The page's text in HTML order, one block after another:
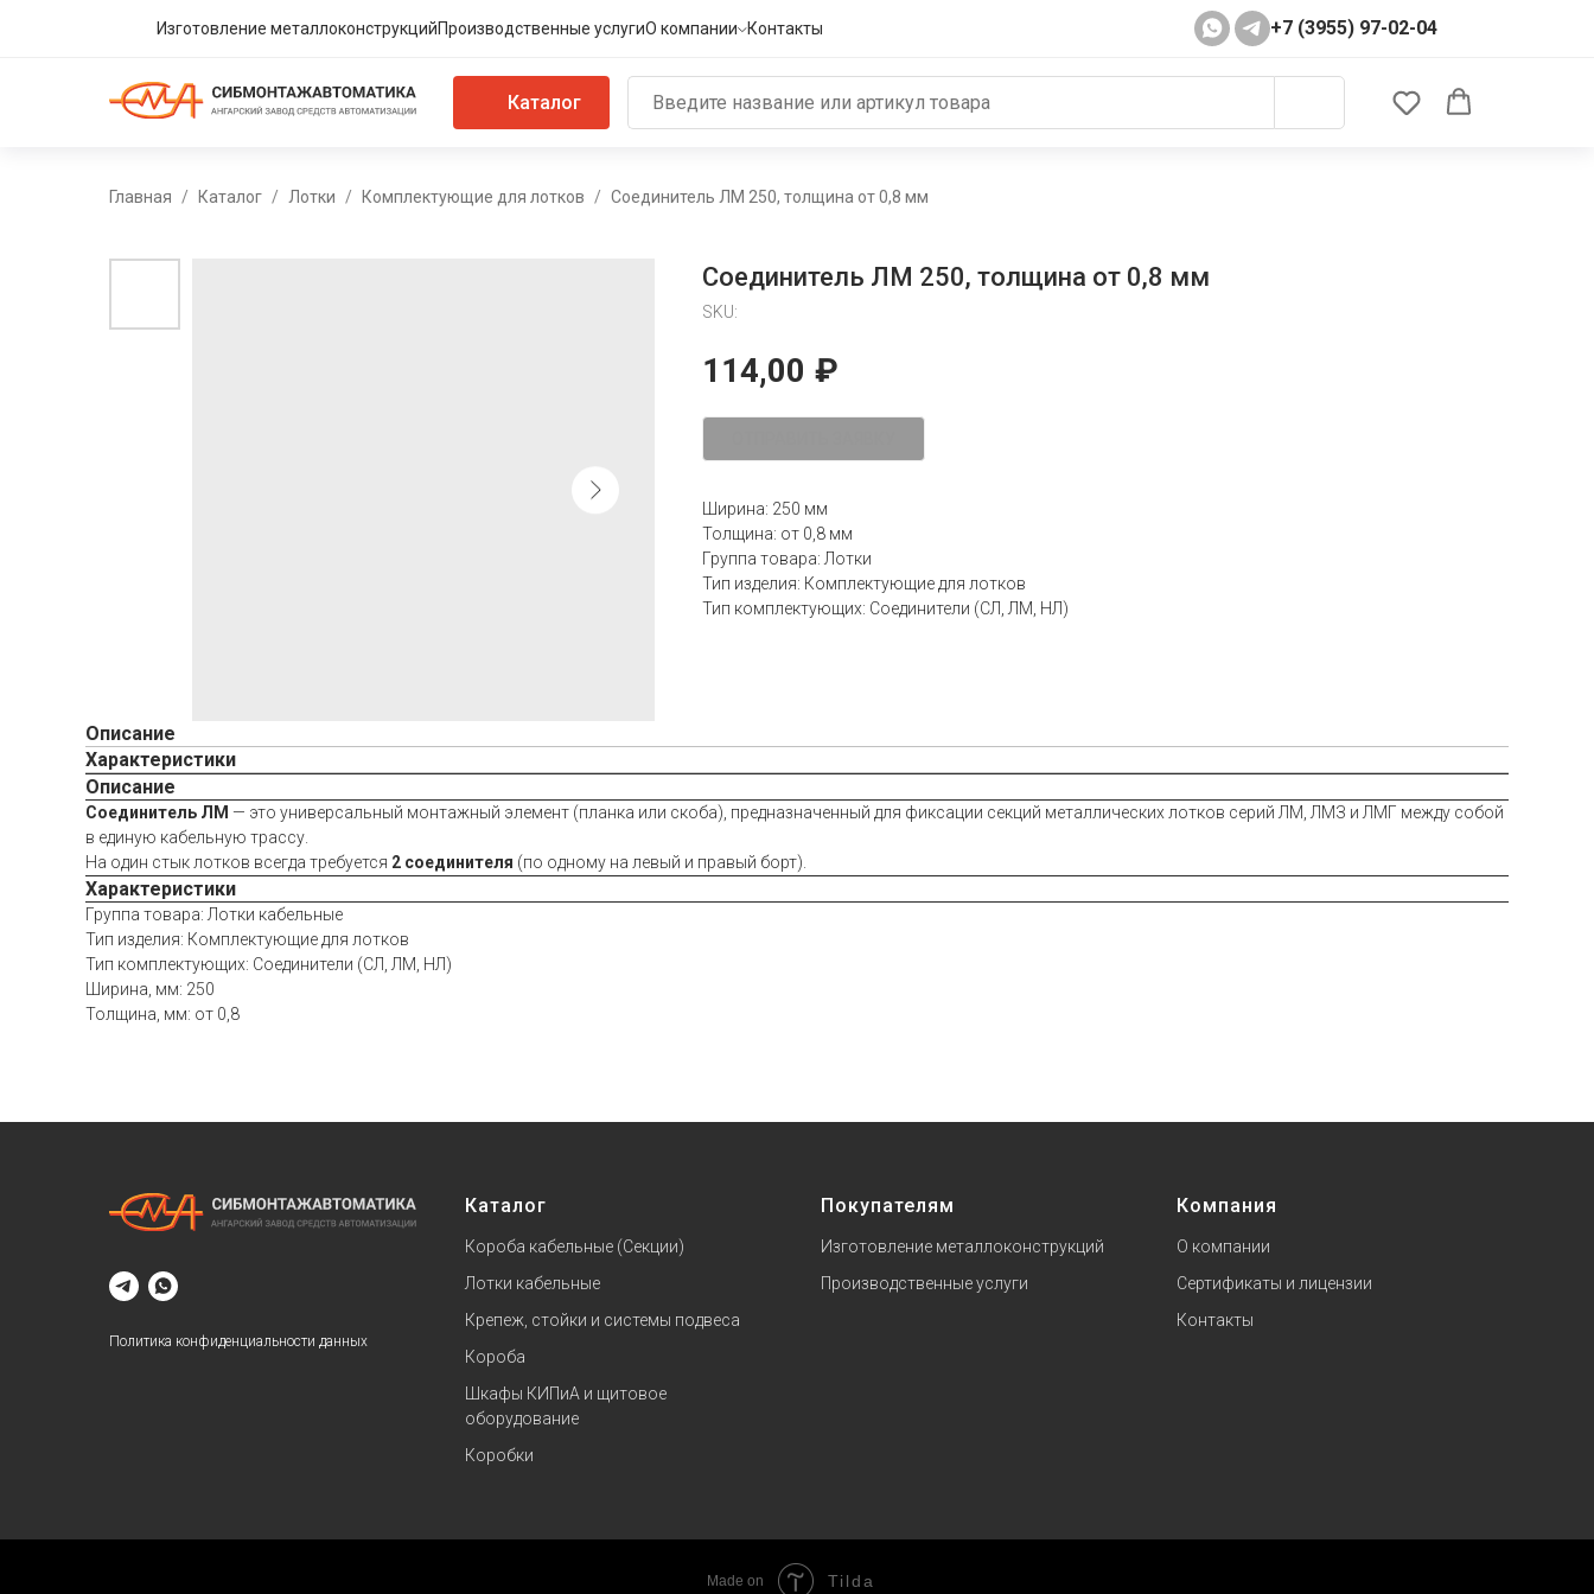
Изготовление металлоконструкцийПроизводственные услугиО компании Контакты +7 (3955) 97-02-04
Каталог
Главная Каталог Лотки Комплектующие для лотков Соединитель ЛМ 250, толщина от 0,8 мм
Соединитель ЛМ 250, толщина от 0,8 мм
SKU:
114,00 ₽
Ширина: 250 мм
Толщина: от 0,8 мм
Группа товара: Лотки
Тип изделия: Комплектующие для лотков
Тип комплектующих: Соединители (СЛ, ЛМ, НЛ)
Описание
Характеристики
Описание
Соединитель ЛМ — это универсальный монтажный элемент (планка или скоба), предназначенный для фиксации секций металлических лотков серий ЛМ, ЛМЗ и ЛМГ между собой
в единую кабельную трассу.
На один стык лотков всегда требуется 2 соединителя (по одному на левый и правый борт).
Характеристики
Группа товара: Лотки кабельные
Тип изделия: Комплектующие для лотков
Тип комплектующих: Соединители (СЛ, ЛМ, НЛ)
Ширина, мм: 250
Толщина, мм: от 0,8
Политика конфиденциальности данных
Каталог
Короба кабельные (Секции)
Лотки кабельные
Крепеж, стойки и системы подвеса
Короба
Шкафы КИПиА и щитовое
оборудование
Коробки
Покупателям
Изготовление металлоконструкций
Производственные услуги
Компания
О компании
Сертификаты и лицензии
Контакты
Made on Tilda